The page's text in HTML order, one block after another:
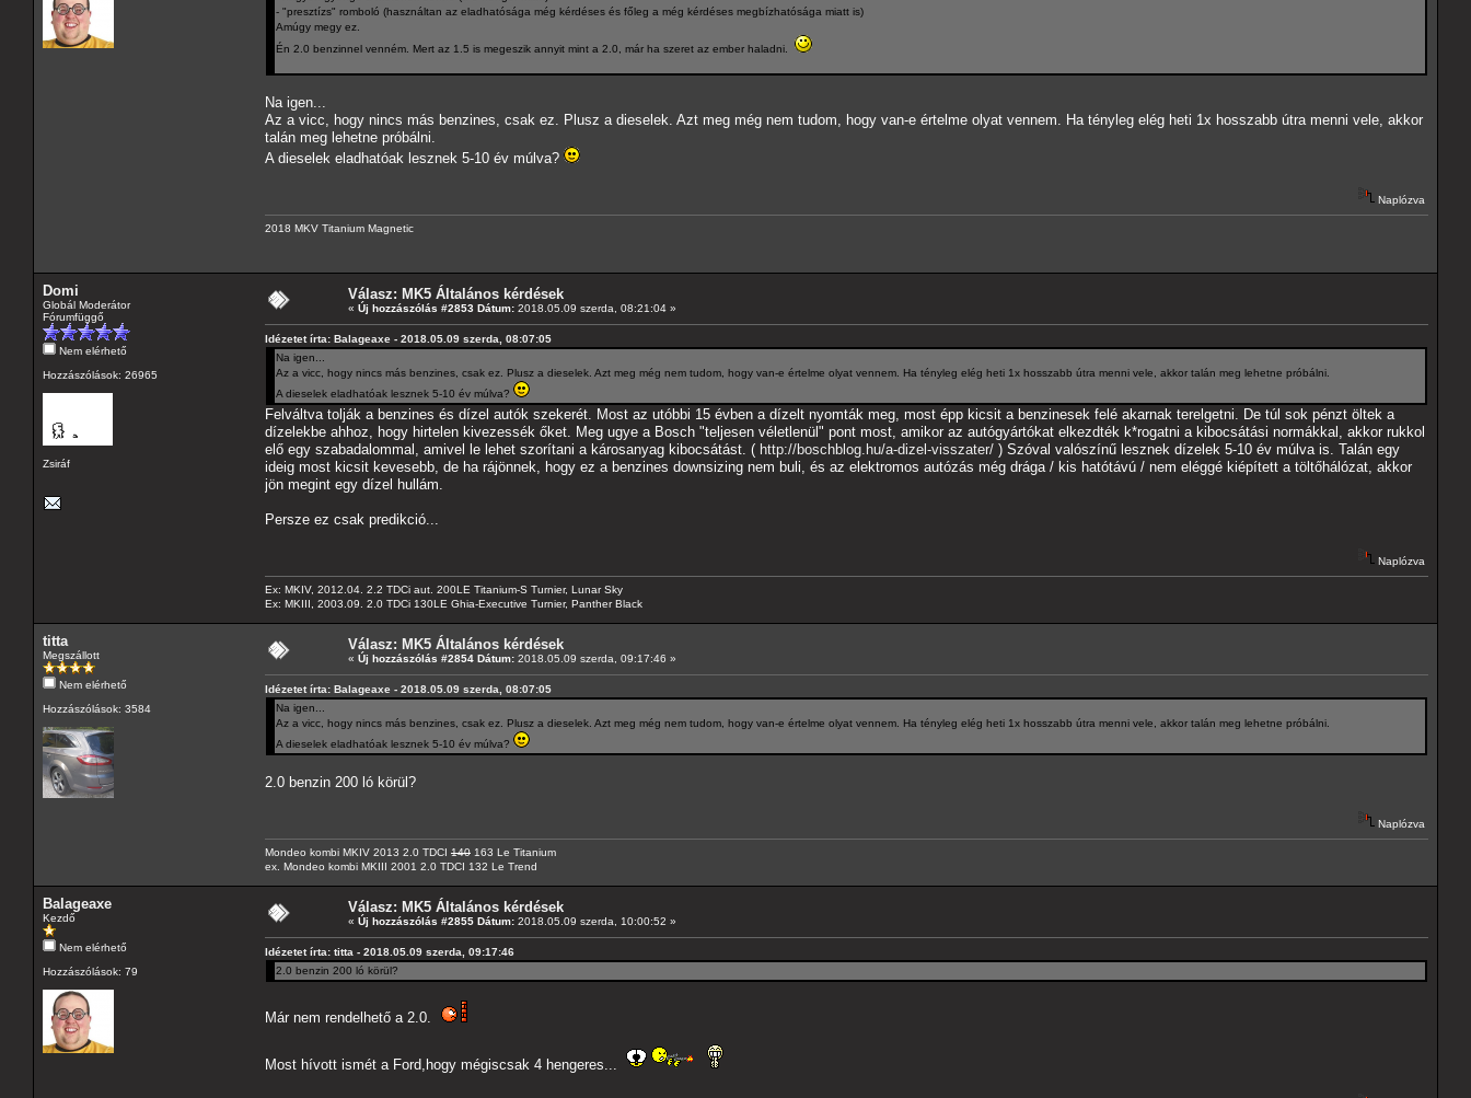
- "presztízs" romboló (használtan az eladhatósága még kérdéses és főleg a még kérdéses megbízhatósága miatt is)
Amúgy megy ez.
Én 2.0 benzinnel venném. Mert az 1.5 is megeszik annyit mint a 2.0, már ha szeret az ember haladni.
Na igen...
Az a vicc, hogy nincs más benzines, csak ez. Plusz a dieselek. Azt meg még nem tudom, hogy van-e értelme olyat vennem. Ha tényleg elég heti 1x hosszabb útra menni vele, akkor
talán meg lehetne próbálni.
A dieselek eladhatóak lesznek 5-10 év múlva?
Naplózva
2018 MKV Titanium Magnetic
Domi
Globál Moderátor
Fórumfüggő
Nem elérhető
Hozzászólások: 26965
Zsiráf
Válasz: MK5 Általános kérdések
« Új hozzászólás #2853 Dátum: 2018.05.09 szerda, 08:21:04 »
Idézetet írta: Balageaxe - 2018.05.09 szerda, 08:07:05
Na igen...
Az a vicc, hogy nincs más benzines, csak ez. Plusz a dieselek. Azt meg még nem tudom, hogy van-e értelme olyat vennem. Ha tényleg elég heti 1x hosszabb útra menni vele, akkor talán meg lehetne próbálni.
A dieselek eladhatóak lesznek 5-10 év múlva?
Felváltva tolják a benzines és dízel autók szekerét. Most az utóbbi 15 évben a dízelt nyomták meg, most épp kicsit a benzinesek felé akarnak terelgetni. De túl sok pénzt öltek a
dízelekbe ahhoz, hogy hirtelen kivezessék őket. Meg ugye a Bosch "teljesen véletlenül" pont most, amikor az autógyártókat elkezdték k*rogatni a kibocsátási normákkal, akkor rukkol
elő egy szabadalommal, amivel le lehet szorítani a károsanyag kibocsátást. ( http://boschblog.hu/a-dizel-visszater/ ) Szóval valószínű lesznek dízelek 5-10 év múlva is. Talán egy
ideig most kicsit kevesebb, de ha rájönnek, hogy ez a benzines downsizing nem buli, és az elektromos autózás még drága / kis hatótávú / nem eléggé kiépített a töltőhálózat, akkor
jön megint egy dízel hullám.
Persze ez csak predikció...
Naplózva
Ex: MKIV, 2012.04. 2.2 TDCi aut. 200LE Titanium-S Turnier, Lunar Sky
Ex: MKIII, 2003.09. 2.0 TDCi 130LE Ghia-Executive Turnier, Panther Black
titta
Megszállott
Nem elérhető
Hozzászólások: 3584
Válasz: MK5 Általános kérdések
« Új hozzászólás #2854 Dátum: 2018.05.09 szerda, 09:17:46 »
Idézetet írta: Balageaxe - 2018.05.09 szerda, 08:07:05
Na igen...
Az a vicc, hogy nincs más benzines, csak ez. Plusz a dieselek. Azt meg még nem tudom, hogy van-e értelme olyat vennem. Ha tényleg elég heti 1x hosszabb útra menni vele, akkor talán meg lehetne próbálni.
A dieselek eladhatóak lesznek 5-10 év múlva?
2.0 benzin 200 ló körül?
Naplózva
Mondeo kombi MKIV 2013 2.0 TDCI 140 163 Le Titanium
ex. Mondeo kombi MKIII 2001 2.0 TDCI 132 Le Trend
Balageaxe
Kezdő
Nem elérhető
Hozzászólások: 79
Válasz: MK5 Általános kérdések
« Új hozzászólás #2855 Dátum: 2018.05.09 szerda, 10:00:52 »
Idézetet írta: titta - 2018.05.09 szerda, 09:17:46
2.0 benzin 200 ló körül?
Már nem rendelhető a 2.0.
Most hívott ismét a Ford,hogy mégiscsak 4 hengeres...